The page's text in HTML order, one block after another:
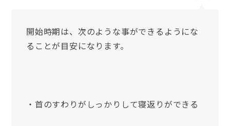
開始時期は、次のような事ができるようにな
ることが目安になります。
・首のすわりがしっかりして寝返りができる